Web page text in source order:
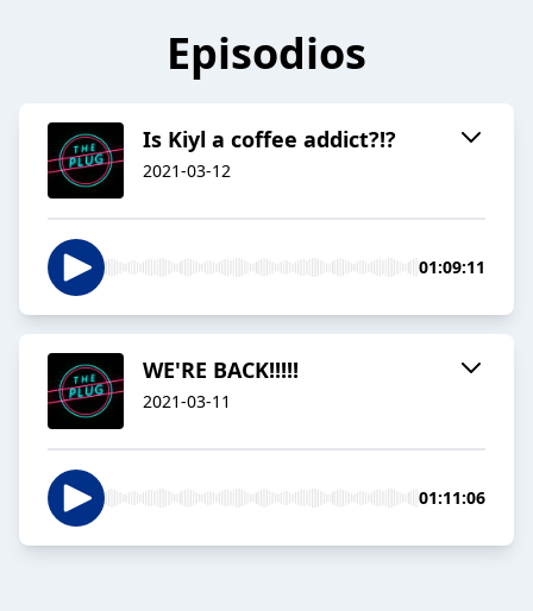
Episodios
Is Kiyl a coffee addict?!?
2021-03-12
01:09:11
WE'RE BACK!!!!!
2021-03-11
01:11:06